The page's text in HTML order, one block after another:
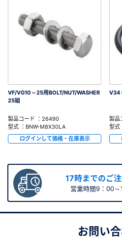
VF/VG10～25用BOLT/NUT/WASHER
25組
製品コード ：26490
型式 ：BNW-M8X30LA
ログインして価格・在庫表示
V34
製品
型式
17時までのご
営業時間9：00
お問い